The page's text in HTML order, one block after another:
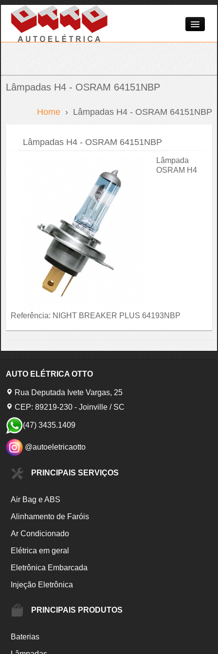
Produtos
Dicas & Novidades
Lâmpadas H4 - OSRAM 64151NBP
Home › Lâmpadas H4 - OSRAM 64151NBP
Lâmpadas H4 - OSRAM 64151NBP
Lâmpada
OSRAM H4
Referência: NIGHT BREAKER PLUS 64193NBP
AUTO ELÉTRICA OTTO
Rua Deputada Ivete Vargas, 25
CEP: 89219-230 - Joinville / SC
(47) 3435.1409
@autoeletricaotto
PRINCIPAIS SERVIÇOS
Air Bag e ABS
Alinhamento de Faróis
Ar Condicionado
Elétrica em geral
Eletrônica Embarcada
Injeção Eletrônica
PRINCIPAIS PRODUTOS
Baterias